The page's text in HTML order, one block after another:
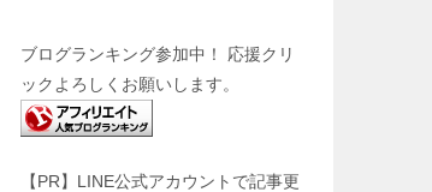
ブログランキング参加中！ 応援クリ
ックよろしくお願いします。
【PR】LINE公式アカウントで記事更